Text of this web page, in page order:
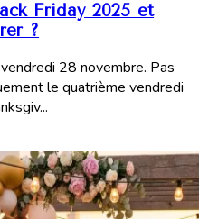
Friday 2025 et
?
28 novembre. Pas
le quatrième vendredi